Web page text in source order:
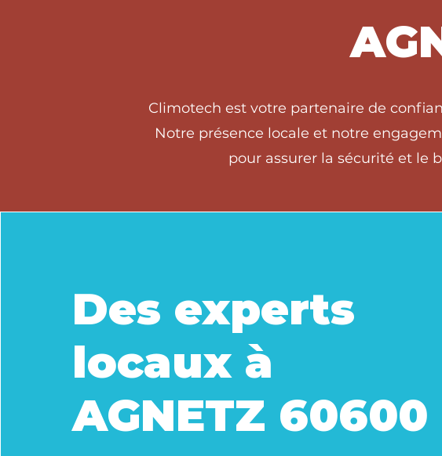
Climotech est votre partenaire de
Notre présence locale et notre
pour assurer la sécurité et le
Des experts
locaux à
AGNETZ 60600